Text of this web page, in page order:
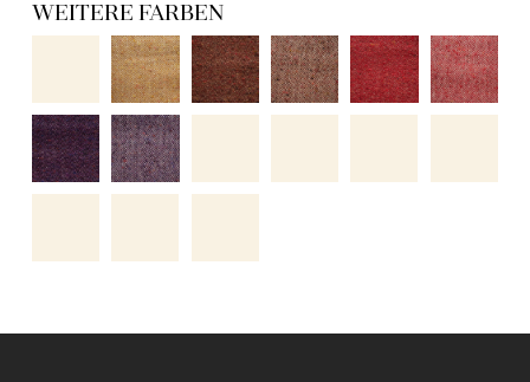
WEITERE FARBEN